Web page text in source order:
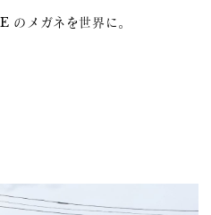
メガネを世界に。